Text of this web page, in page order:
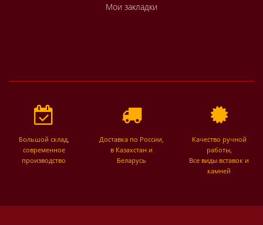
Мои закладки
Большой склад,
современное
производство
Доставка по России,
в Казахстан и
Беларусь
Качество ручной
работы,
Все виды вставок и
камней